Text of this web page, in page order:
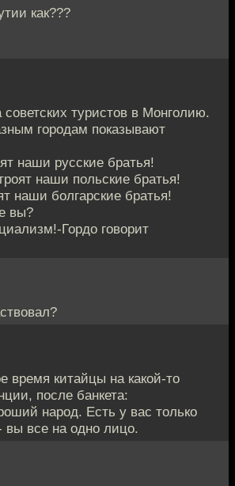
как???
советских туристов в Монголию.
городам показывают
наши русские братья!
наши польские братья!
наши болгарские братья!
вы?
Гордо говорит
время китайцы на какой-то
после банкета:
народ. Есть у вас только
вы все на одно лицо.